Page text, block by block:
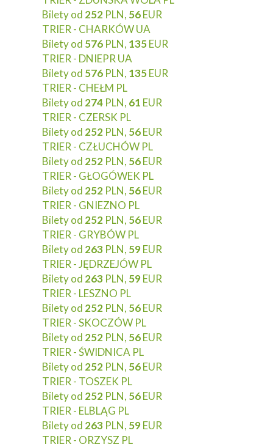
Bilety od 252 PLN, 56EUR
TRIER - CHARKÓW UA
Bilety od 576 PLN, 135EUR
TRIER - DNIEPR UA
Bilety od 576 PLN, 135EUR
TRIER - CHEŁM PL
Bilety od 274 PLN, 61 EUR
TRIER - CZERSK PL
Bilety od 252 PLN, 56EUR
TRIER - CZŁUCHÓW PL
Bilety od 252 PLN, 56EUR
TRIER - GŁOGÓWEK PL
Bilety od 252 PLN, 56EUR
TRIER - GNIEZNO PL
Bilety od 252 PLN, 56EUR
TRIER - GRYBÓW PL
Bilety od 263 PLN, 59EUR
TRIER - JĘDRZEJÓW PL
Bilety od 263 PLN, 59EUR
TRIER - LESZNO PL
Bilety od 252 PLN, 56EUR
TRIER - SKOCZÓW PL
Bilety od 252 PLN, 56EUR
TRIER - ŚWIDNICA PL
Bilety od 252 PLN, 56EUR
TRIER - TOSZEK PL
Bilety od 252 PLN, 56EUR
TRIER - ELBLĄG PL
Bilety od 263 PLN, 59EUR
TRIER - ORZYSZ PL